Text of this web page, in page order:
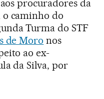
procuradores da
caminho do
Turma do STF
de Moro nos
ao ex-
da Silva, por